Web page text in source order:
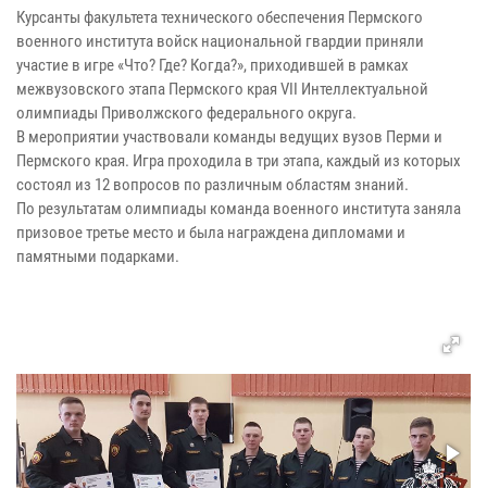
Курсанты факультета технического обеспечения Пермского
военного института войск национальной гвардии приняли
участие в игре «Что? Где? Когда?», приходившей в рамках
межвузовского этапа Пермского края VII Интеллектуальной
олимпиады Приволжского федерального округа.
В мероприятии участвовали команды ведущих вузов Перми и
Пермского края. Игра проходила в три этапа, каждый из которых
состоял из 12 вопросов по различным областям знаний.
По результатам олимпиады команда военного института заняла
призовое третье место и была награждена дипломами и
памятными подарками.